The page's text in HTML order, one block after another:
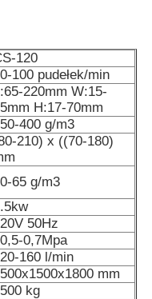
sieciowych
siatkowych
120
100 pudełek/min
220mm W:15-
H:17-70mm
400 g/m3
210) x ((70-180)
65 g/m3
50Hz
0,7Mpa
160 l/min
mm
kg